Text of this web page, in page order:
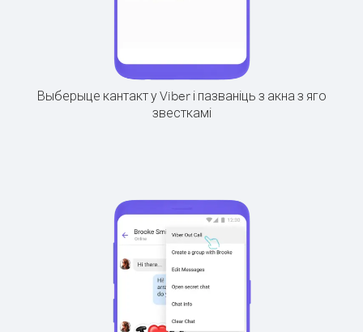
Выберыце кантакт у Viber і пазваніць з акна з яго
звесткамі